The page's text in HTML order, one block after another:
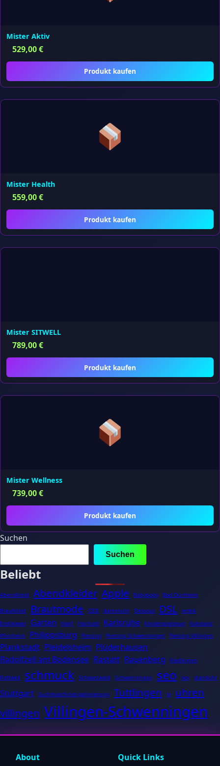
Mister Aktiv
529,00€
Produkt kaufen
Mister Health
559,00€
Produkt kaufen
Mister SITWELL
789,00€
Produkt kaufen
Mister Wellness
739,00€
Produkt kaufen
Suchen
Suchen
Beliebt
Abendkleid Abendkleider Apple Babybody Bad Dürrheim
Brautkleid Brautmode CBD damenuhr Dessous DSL
erotik
Erotikwear
Garten Hanf Hochzeit Karlsruhe Kinderspielzeug
Konstanz
Pforzheim
Philippsburg Piercing Piercing Schwenningen Piercing Villingen
Plankstadt Pleidelsheim Plüderhausen
Radolfzell am Bodensee Rastatt Rauenberg Riedlingen
Rottweil schmuck Schwarzwald Schwenningen seo sex standuhr
Stuttgart Suchmaschinenoptimierung Tuttlingen tv
uhren
villingen Villingen-Schwenningen
About Quick Links